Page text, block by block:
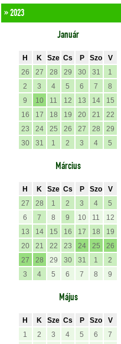
» 2023
Január
H K Sze Cs P Szo
V
26
27 28 29 30 31
1
2
3 4 5 6 7
8
9
10 11 12 13 14
15
16
17 18 19 20 21
22
23
24 25 26 27 28
29
30
31 1 2 3 4 5
Március
H K Sze Cs P Szo
V
27
28 1 2 3 4
5
6
7 8 9 10 11
12
13
14 15 16 17 18
19
20
21 22 23 24 25
26
27
28 29 30 31 1
2
3
4 5 6 7 8 9
Május
H K Sze Cs P Szo
V
1
2 3 4 5 6
7